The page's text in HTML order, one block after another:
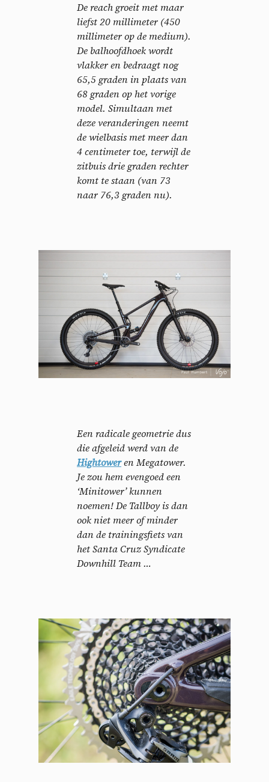
De reach groeit met maar
liefst 20 millimeter (450
millimeter op de medium).
De balhoofdhoek wordt
vlakker en bedraagt nog
65,5 graden in plaats van
68 graden op het vorige
model. Simultaan met
deze veranderingen neemt
de wielbasis met meer dan
4 centimeter toe, terwijl de
zitbuis drie graden rechter
komt te staan (van 73
naar 76,3 graden nu).
Een radicale geometrie dus
die afgeleid werd van de
Hightoweren Megatower.
Je zou hem evengoed een
‘Minitower’ kunnen
noemen! De Tallboy is dan
ook niet meer of minder
dan de trainingsfiets van
het Santa Cruz Syndicate
Downhill Team …